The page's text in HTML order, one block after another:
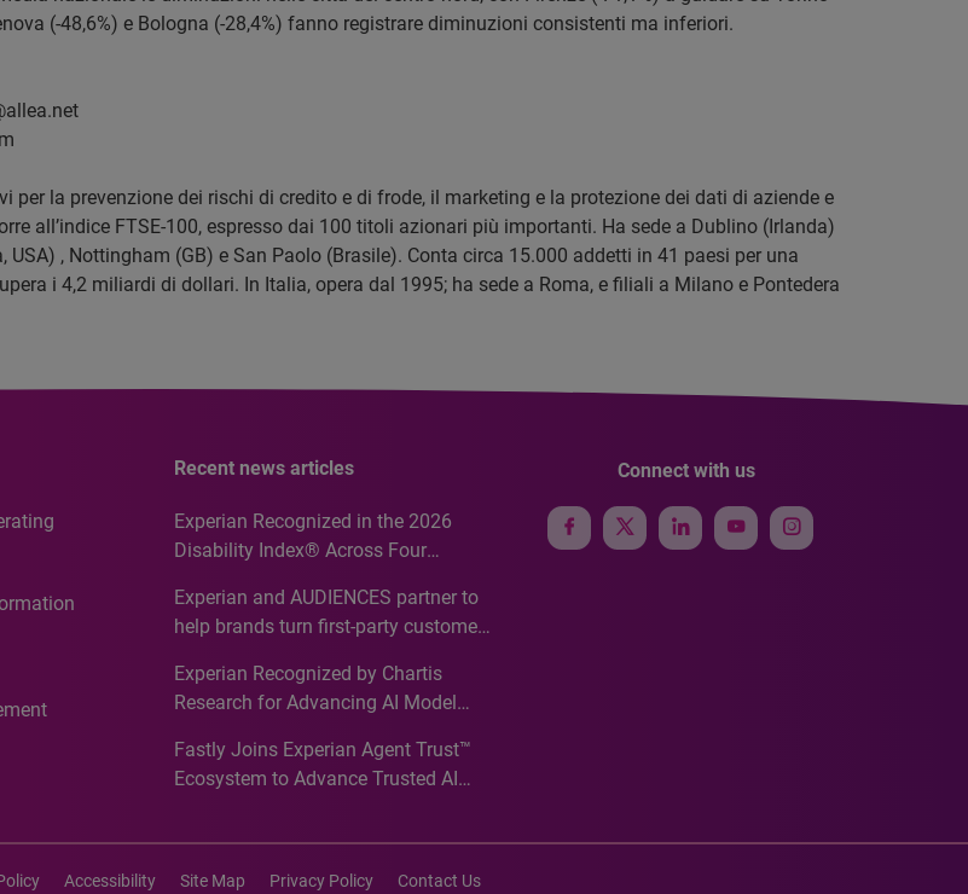
(-48,6%) e Bologna (-28,4%) fanno registrare diminuzioni consistenti ma inferiori.
per la prevenzione dei rischi di credito e di frode, il marketing e la protezione dei dati di aziende e
all’indice FTSE-100, espresso dai 100 titoli azionari più importanti. Ha sede a Dublino (Irlanda)
, Nottingham (GB) e San Paolo (Brasile). Conta circa 15.000 addetti in 41 paesi per una
i 4,2 miliardi di dollari. In Italia, opera dal 1995; ha sede a Roma, e filiali a Milano e Pontedera
Recent news articles
Experian Recognized in the 2026
Disability Index® Across Four
Recognition for Australia
Experian and AUDIENCES partner to
help brands turn first-party customer
media activation
Experian Recognized by Chartis
Research for Advancing AI Model
Analytics50 2026
Fastly Joins Experian Agent Trust™
Ecosystem to Advance Trusted AI
Connect with us
Accessibility Site Map Privacy Policy Contact Us